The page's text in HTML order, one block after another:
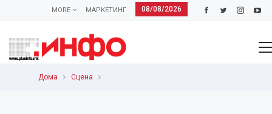
08/08/2026
МАРКЕТИНГ
MORE
Дома Сцена